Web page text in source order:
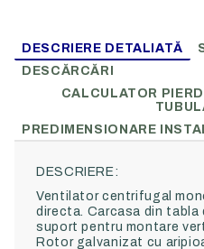
DESCRIERE DETALIATĂ
DESCĂRCĂRI
CALCULATOR
PREDIMENSIONARE
DESCRIERE:
Ventilator centrifugal
directa. Carcasa din tabla
suportpentru montare
Rotor galvanizat cu